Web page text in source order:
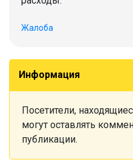
Жалоба
Информация
Посетители,
могут оставлять
публикации.